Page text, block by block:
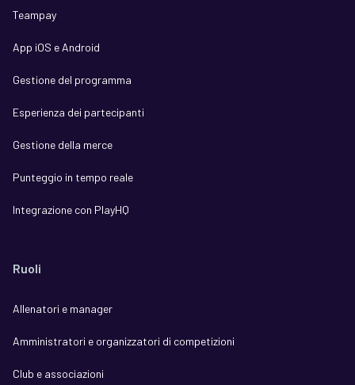
Teampay
App iOS e Android
Gestione del programma
Esperienza dei partecipanti
Gestione della merce
Punteggio in tempo reale
Integrazione con PlayHQ
Ruoli
Allenatori e manager
Amministratori e organizzatori di competizioni
Club e associazioni